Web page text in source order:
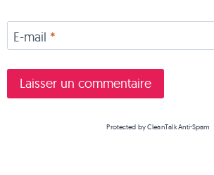
E-mail *
Protected byCleanTalk Anti-Spam